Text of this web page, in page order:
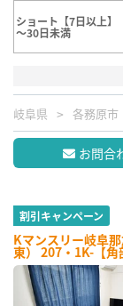
ショート【7日以上】
～30日未満
岐阜県 各務原市
お問合
割引キャンペーン
Kマンスリー岐阜
東） 207・1K-【